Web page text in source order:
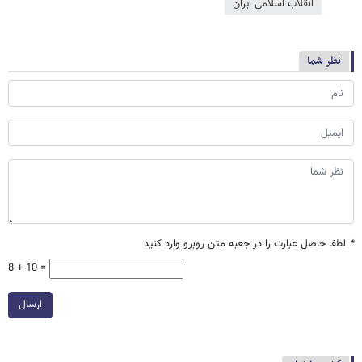
انقلاب اسلامی ایران
نظر شما
* لطفا حاصل عبارت را در جعبه متن روبرو وارد کنید
8 + 10 =
ارسال